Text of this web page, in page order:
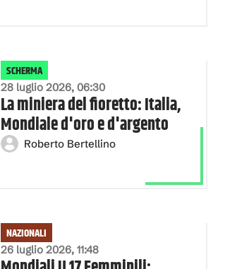
28 luglio 2026, 06:30
SCHERMA
La miniera del fioretto: Italia,
Mondiale d'oro e d'argento
Roberto Bertellino
26 luglio 2026, 11:48
NAZIONALI